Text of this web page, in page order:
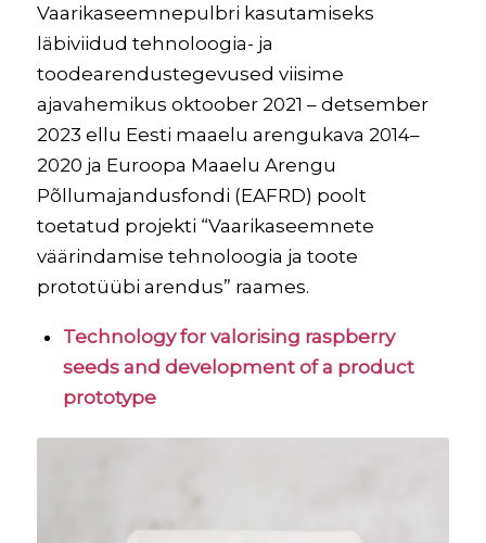
Vaarikaseemnepulbri kasutamiseks
läbiviidud tehnoloogia- ja
toodearendustegevused viisime
ajavahemikus oktoober 2021 – detsember
2023 ellu Eesti maaelu arengukava 2014–
2020 ja Euroopa Maaelu Arengu
Põllumajandusfondi (EAFRD) poolt
toetatud projekti “Vaarikaseemnete
väärindamise tehnoloogia ja toote
prototüübi arendus” raames.
Technology for valorising raspberry
seeds and development of a product
prototype